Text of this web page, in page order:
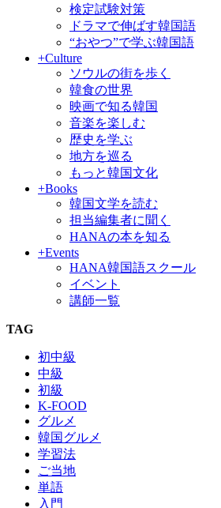
検定試験対策
ドラマで伸ばす韓国語
“おやつ”で学ぶ韓国語
+Culture
ソウルの街を歩く
韓食の世界
映画で知る韓国
音楽を楽しむ
歴史を学ぶ
地方を巡る
もっと韓国文化
+Books
韓国文学を読む
担当編集者に聞く
HANAの本を知る
+Events
HANA韓国語スクール
イベント
講師一覧
TAG
初中級
中級
初級
K-FOOD
グルメ
韓国グルメ
学習法
ご当地
単語
入門